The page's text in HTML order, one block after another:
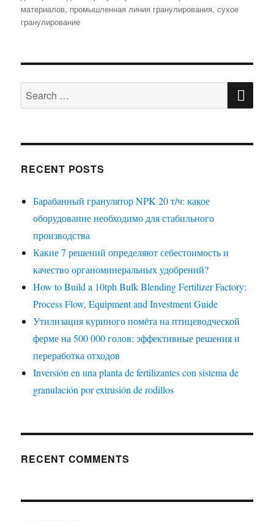
материалов, промышленная линия гранулирования,сухое
гранулирование
Search
for:
RECENT POSTS
Барабанный гранулятор NPK 20 т/ч: какое
оборудование необходимо для стабильного
производства
Какие 7 решений определяют себестоимость и
качество органоминеральных удобрений?
How to Build a 10tph Bulk Blending Fertilizer Factory:
Process Flow, Equipment and Investment Guide
Утилизация куриного помёта на птицеводческой
ферме на 500 000 голов: эффективные решения и
переработка отходов
Inversión en una planta de fertilizantes con sistema de
granulación por extrusión de rodillos
RECENT COMMENTS